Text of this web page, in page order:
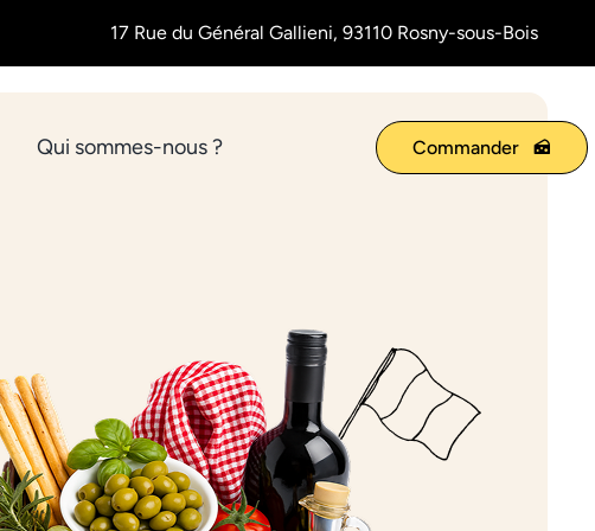
17 Rue du Général Gallieni, 93110 Rosny-sous-Bois
Qui sommes-nous ? Commander